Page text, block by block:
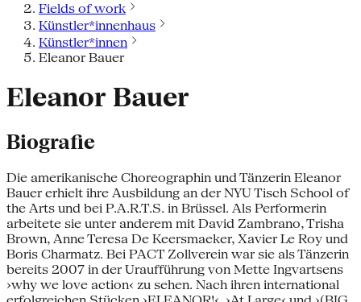
Fields of work
Künstler*innenhaus
Künstler*innen
Eleanor Bauer
Eleanor Bauer
Biografie
Die amerikanische Choreographin und Tänzerin Eleanor
Bauer erhielt ihre Ausbildung an der NYU Tisch School of
the Arts und bei P.A.R.T.S. in Brüssel. Als Performerin
arbeitete sie unter anderem mit David Zambrano, Trisha
Brown, Anne Teresa De Keersmaeker, Xavier Le Roy und
Boris Charmatz. Bei PACT Zollverein war sie als Tänzerin
bereits 2007 in der Uraufführung von Mette Ingvartsens
›why we love action‹ zu sehen. Nach ihren international